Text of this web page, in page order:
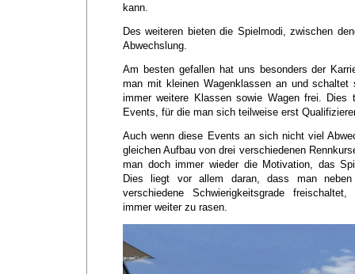
kann.
Des weiteren bieten die Spielmodi, zwischen
Abwechslung.
Am besten gefallen hat uns besonders der
man mit kleinen Wagenklassen an und
immer weitere Klassen sowie Wagen frei. Dies
Events, für die man sich teilweise erst
Auch wenn diese Events an sich nicht viel
gleichen Aufbau von drei verschiedenen
man doch immer wieder die Motivation, das
Dies liegt vor allem daran, dass man
verschiedene Schwierigkeitsgrade
immer weiter zu rasen.